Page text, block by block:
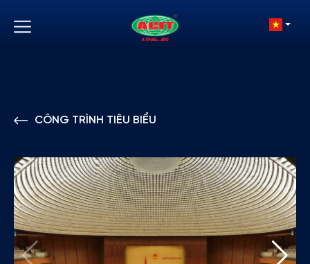
CÔNG TRÌNH TIÊU BIỂU